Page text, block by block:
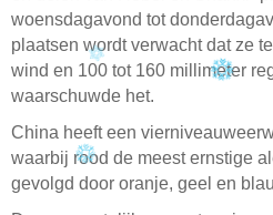
woensdagavond tot
plaatsen wordt verwacht dat ze
wind en 100 tot 160 millimeter
waarschuwde het.
China heeft een
waarbij rood de meest ernstige
gevolgd door oranje, geel en